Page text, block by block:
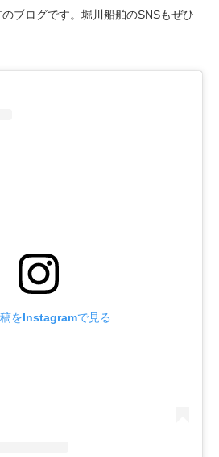
ブログです。堀川船舶のSNSもぜひ
をInstagramで見る